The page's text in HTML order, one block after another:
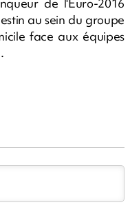
au sein du groupe
face aux équipes